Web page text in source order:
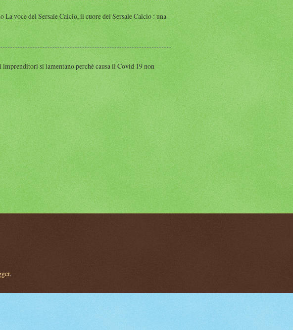
voce del Sersale Calcio, il cuore del Sersale Calcio : una
si lamentano perchè causa il Covid 19 non
.